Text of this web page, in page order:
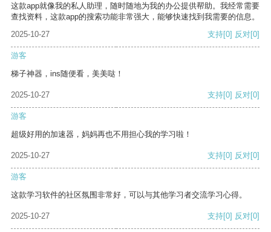
这款app就像我的私人助理，随时随地为我的办公提供帮助。我经常需要
查找资料，这款app的搜索功能非常强大，能够快速找到我需要的信息。
2025-10-27
支持[0] 反对[0]
游客
梯子神器，ins随便看，美美哒！
2025-10-27 支持[0] 反对[0]
游客
超级好用的加速器，妈妈再也不用担心我的学习啦！
2025-10-27 支持[0] 反对[0]
游客
这款学习软件的社区氛围非常好，可以与其他学习者交流学习心得。
2025-10-27 支持[0] 反对[0]